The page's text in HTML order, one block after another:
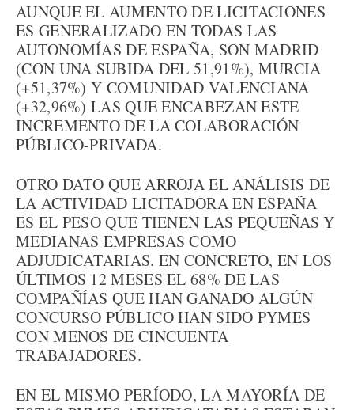
AUNQUE EL AUMENTO DE LICITACIONES
ES GENERALIZADO EN TODAS LAS
AUTONOMÍAS DE ESPAÑA, SON MADRID
(CON UNA SUBIDA DEL 51,91%), MURCIA
(+51,37%) Y COMUNIDAD VALENCIANA
(+32,96%) LAS QUE ENCABEZAN ESTE
INCREMENTO DE LA COLABORACIÓN
PÚBLICO-PRIVADA.
OTRO DATO QUE ARROJA EL ANÁLISIS DE
LA ACTIVIDAD LICITADORA EN ESPAÑA
ES EL PESO QUE TIENEN LAS PEQUEÑAS Y
MEDIANAS EMPRESAS COMO
ADJUDICATARIAS. EN CONCRETO, EN LOS
ÚLTIMOS 12 MESES EL 68% DE LAS
COMPAÑÍAS QUE HAN GANADO ALGÚN
CONCURSO PÚBLICO HAN SIDO PYMES
CON MENOS DE CINCUENTA
TRABAJADORES.
EN EL MISMO PERÍODO, LA MAYORÍA DE